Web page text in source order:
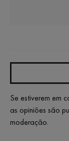
Se estiverem em
as opiniões são
moderação.